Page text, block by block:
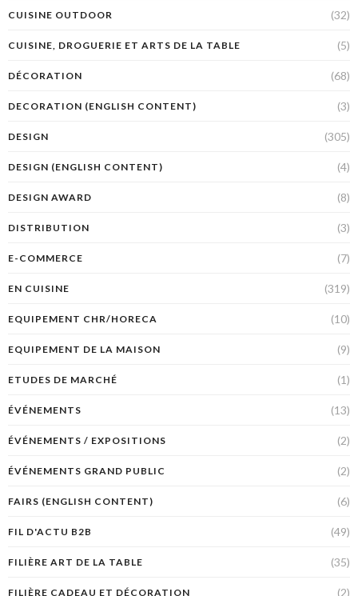
CUISINE OUTDOOR (32)
CUISINE, DROGUERIE ET ARTS DE LA TABLE (5)
DÉCORATION (68)
DECORATION (ENGLISH CONTENT) (3)
DESIGN (305)
DESIGN (ENGLISH CONTENT) (4)
DESIGN AWARD (8)
DISTRIBUTION (3)
E-COMMERCE (7)
EN CUISINE (319)
EQUIPEMENT CHR/HORECA (10)
EQUIPEMENT DE LA MAISON (9)
ETUDES DE MARCHÉ (1)
ÉVÉNEMENTS (13)
ÉVÉNEMENTS / EXPOSITIONS (2)
ÉVÉNEMENTS GRAND PUBLIC (2)
FAIRS (ENGLISH CONTENT) (6)
FIL D'ACTU B2B (49)
FILIÈRE ART DE LA TABLE (35)
FILIÈRE CADEAU ET DÉCORATION (2)